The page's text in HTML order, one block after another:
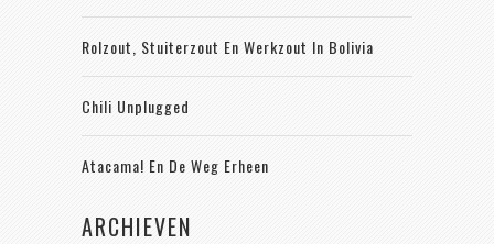
Rolzout, Stuiterzout En Werkzout In Bolivia
Chili Unplugged
Atacama! En De Weg Erheen
ARCHIEVEN